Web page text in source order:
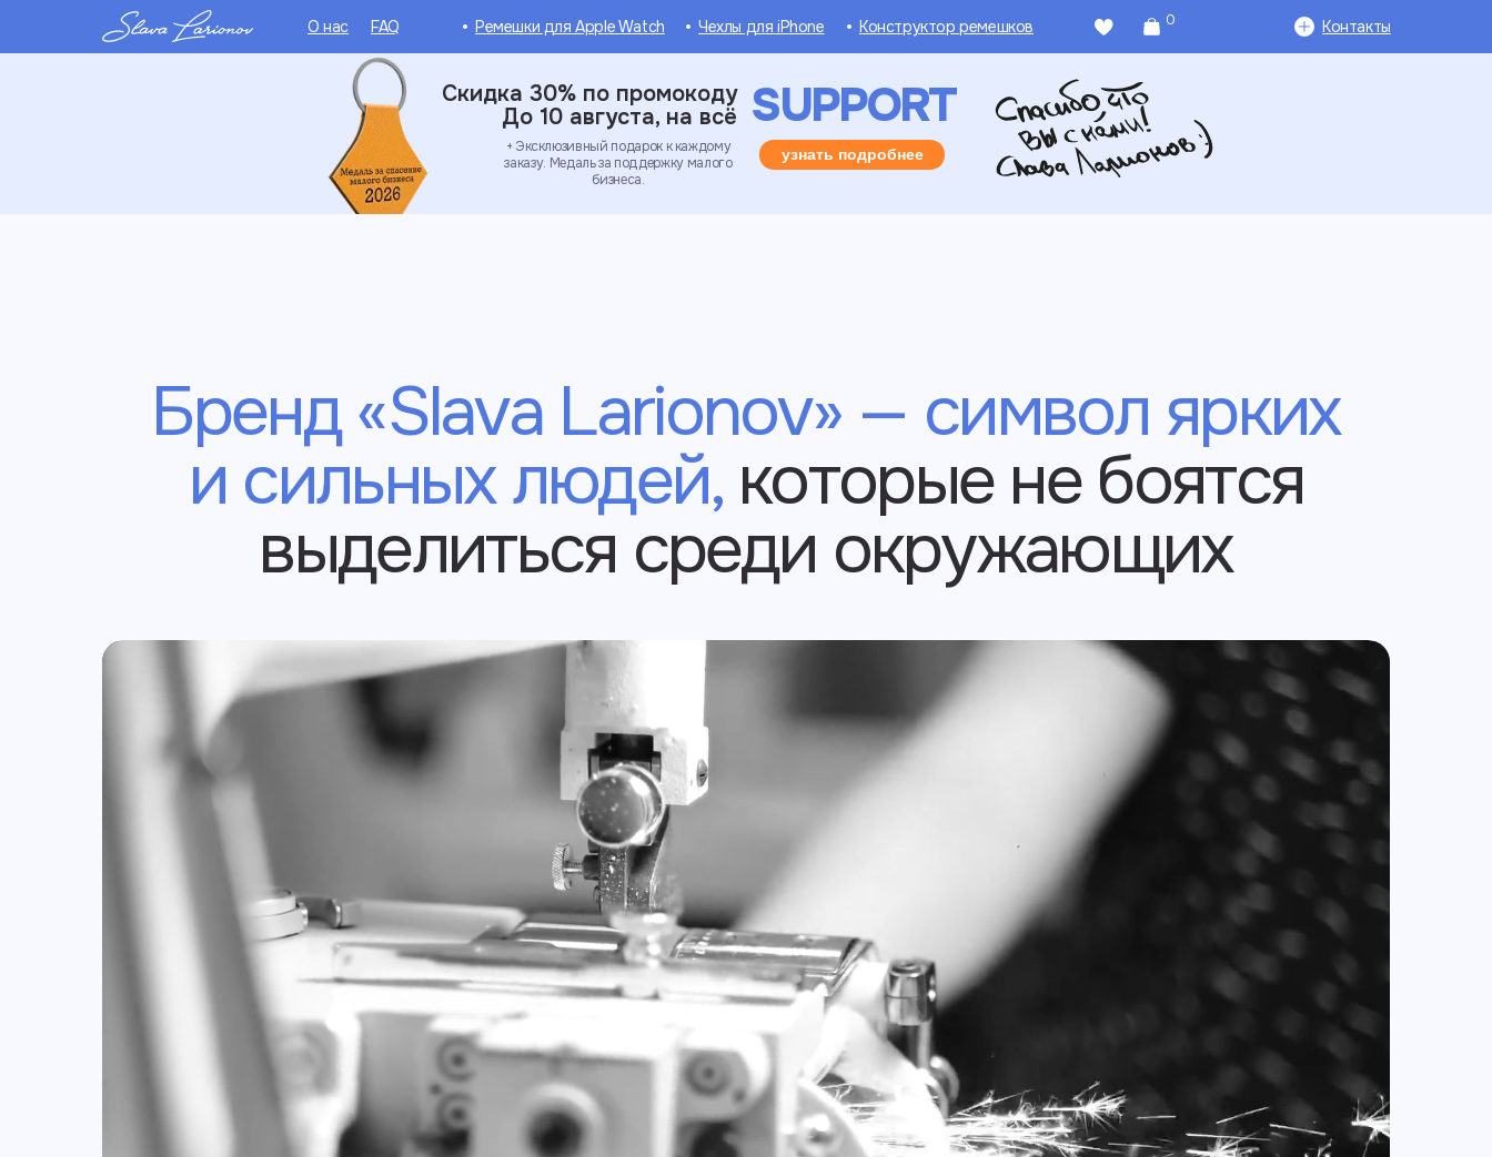
Контакты
FAQ
О нас Конструктор ремешков
Чехлы для iPhone
Ремешки для Apple Watch 0
+ Эксклюзивный подарок к каждому
заказу. Медаль за поддержку малого
бизнеса.
Скидка 30% по промокоду
До 10 августа, на всё
узнать подробнее
SUPPORT
Бренд «Slava Larionov‎» — символ ярких
и сильных людей,которые не боятся
выделиться среди окружающих